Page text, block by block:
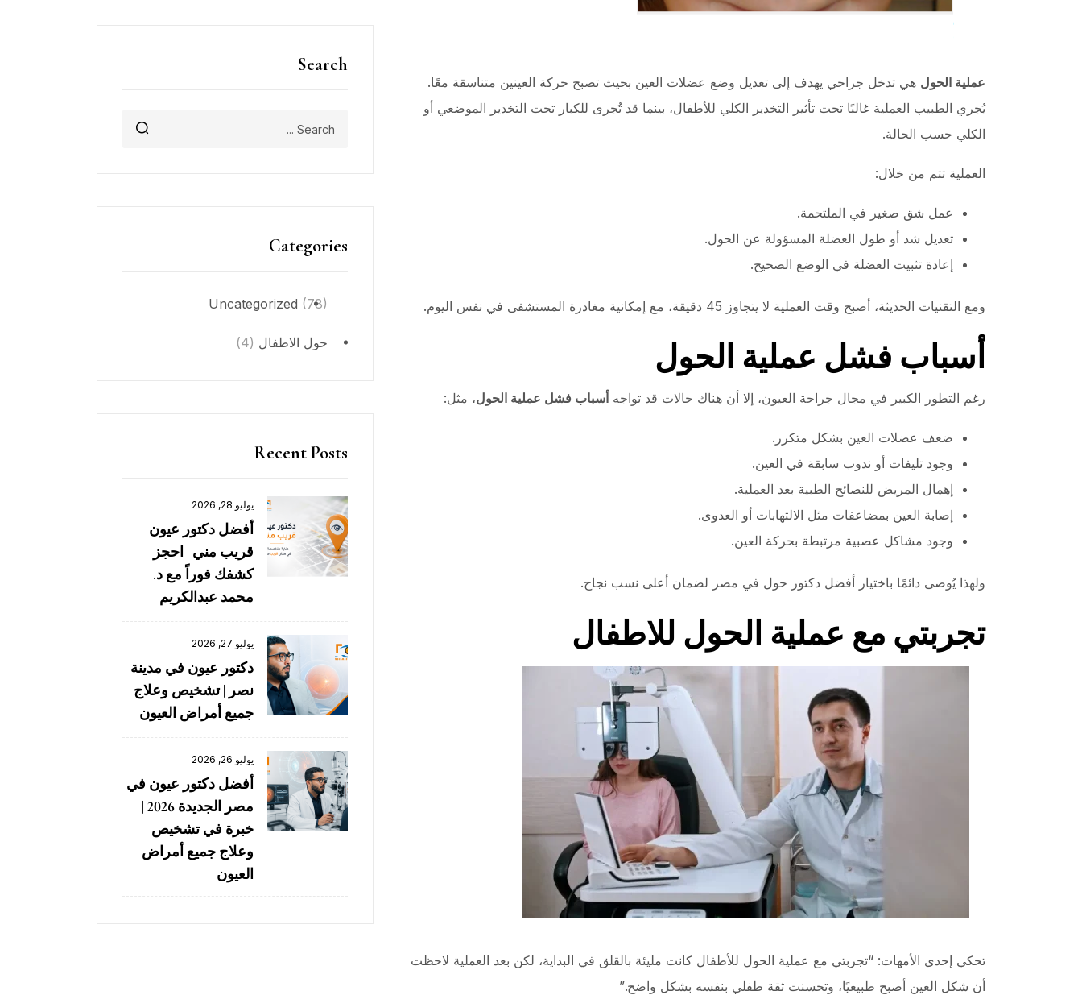
Search
Categories
Uncategorized (78)
حول الاطفال (4)
Recent Posts
يوليو 28, 2026
أفضل دكتور عيون
قريب مني | احجز
كشفك فوراً مع د.
محمد عبدالكريم
يوليو 27, 2026
دكتور عيون في مدينة
نصر | تشخيص وعلاج
جميع أمراض العيون
يوليو 26, 2026
أفضل دكتور عيون في
مصر الجديدة 2026 |
خبرة في تشخيص
وعلاج جميع أمراض
العيون
عملية الحول هي تدخل جراحي يهدف إلى تعديل وضع عضلات العين بحيث تصبح حركة العينين متناسقة معًا.
يُجري الطبيب العملية غالبًا تحت تأثير التخدير الكلي للأطفال، بينما قد تُجرى للكبار تحت التخدير الموضعي أو
الكلي حسب الحالة.
العملية تتم من خلال:
عمل شق صغير في الملتحمة.
تعديل شد أو طول العضلة المسؤولة عن الحول.
إعادة تثبيت العضلة في الوضع الصحيح.
ومع التقنيات الحديثة، أصبح وقت العملية لا يتجاوز 45 دقيقة، مع إمكانية مغادرة المستشفى في نفس اليوم.
أسباب فشل عملية الحول
رغم التطور الكبير في مجال جراحة العيون، إلا أن هناك حالات قد تواجه أسباب فشل عملية الحول، مثل:
ضعف عضلات العين بشكل متكرر.
وجود تليفات أو ندوب سابقة في العين.
إهمال المريض للنصائح الطبية بعد العملية.
إصابة العين بمضاعفات مثل الالتهابات أو العدوى.
وجود مشاكل عصبية مرتبطة بحركة العين.
ولهذا يُوصى دائمًا باختيار أفضل دكتور حول في مصر لضمان أعلى نسب نجاح.
تجربتي مع عملية الحول للاطفال
تحكي إحدى الأمهات: “تجربتي مع عملية الحول للأطفال كانت مليئة بالقلق في البداية، لكن بعد العملية لاحظت
أن شكل العين أصبح طبيعيًا، وتحسنت ثقة طفلي بنفسه بشكل واضح.”